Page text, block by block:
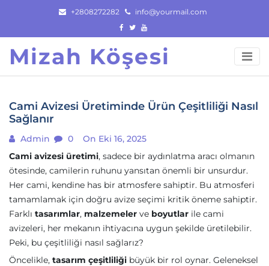
content
+2808272282 info@yourmail.com
Mizah Köşesi
Cami Avizesi Üretiminde Ürün Çeşitliliği Nasıl
Sağlanır
Admin 0
On Eki 16, 2025
Cami avizesi üretimi, sadece bir aydınlatma aracı olmanın
ötesinde, camilerin ruhunu yansıtan önemli bir unsurdur.
Her cami, kendine has bir atmosfere sahiptir. Bu atmosferi
tamamlamak için doğru avize seçimi kritik öneme sahiptir.
Farklı tasarımlar, malzemeler ve boyutlar ile cami
avizeleri, her mekanın ihtiyacına uygun şekilde üretilebilir.
Peki, bu çeşitliliği nasıl sağlarız?
Öncelikle, tasarım çeşitliliği büyük bir rol oynar. Geleneksel